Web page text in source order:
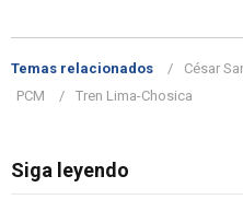
Temas relacionados César
PCM
Tren Lima-Chosica
Siga leyendo